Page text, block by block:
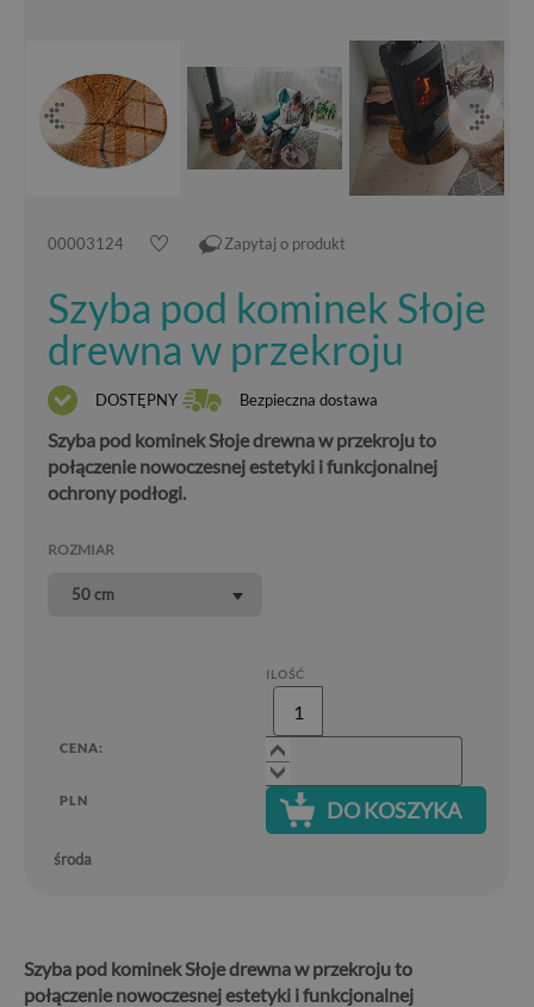
00003124 Zapytaj o produkt
Szyba pod kominek Słoje
drewna w przekroju
DOSTĘPNY Bezpieczna dostawa
Szyba pod kominek Słoje drewna w przekroju to
połączenie nowoczesnej estetyki i funkcjonalnej
ochrony podłogi.
ROZMIAR
50 cm
CENA:
PLN
ILOŚĆ
DO KOSZYKA
środa
Szyba pod kominek Słoje drewna w przekroju to
połączenie nowoczesnej estetyki i funkcjonalnej